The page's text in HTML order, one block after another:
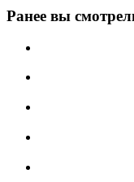
Ранее вы